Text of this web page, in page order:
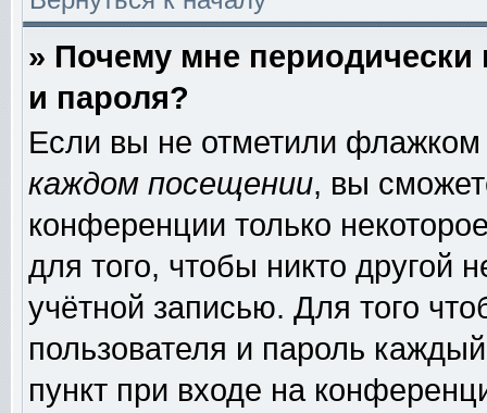
» Почему мне
и пароля?
Если вы не отметили флажком
каждом посещении, вы
конференции только
для того, чтобы никто другой
учётной записью. Для того
пользователя и пароль
пункт при входе на